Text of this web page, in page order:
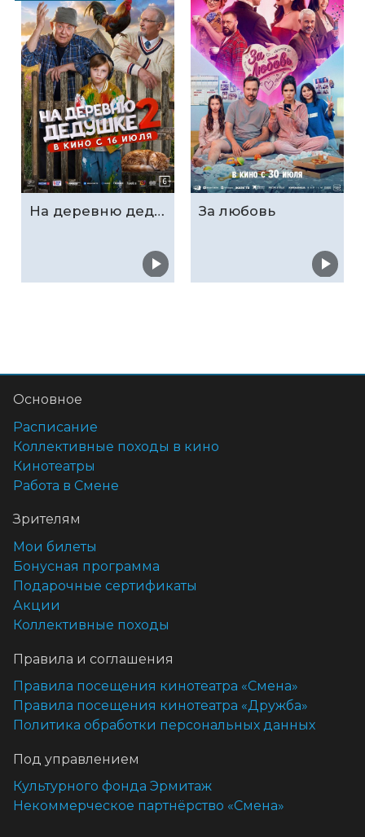
На деревню дедушке 2 За любовь
Основное
Расписание
Коллективные походы в кино
Кинотеатры
Работа в Смене
Зрителям
Мои билеты
Бонусная программа
Подарочные сертификаты
Акции
Коллективные походы
Правила и соглашения
Правила посещения кинотеатра «Смена»
Правила посещения кинотеатра «Дружба»
Политика обработки персональных данных
Под управлением
Культурного фонда Эрмитаж
Некоммерческое партнёрство «Смена»